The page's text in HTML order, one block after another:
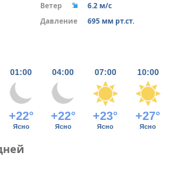
Ветер
6.2 м/с
Давление 695 мм рт.ст.
01:00 04:00 07:00 10:00
+22° +22° +23° +27°
Ясно Ясно Ясно Ясно